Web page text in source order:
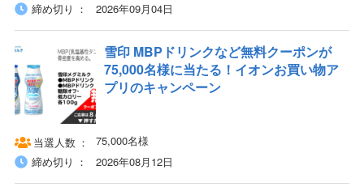
締め切り
2026年09月04日
雪印 MBPドリンクなど無料クーポンが
75,000名様に当たる！イオンお買い物ア
プリのキャンペーン
当選人数
75,000名様
締め切り
2026年08月12日